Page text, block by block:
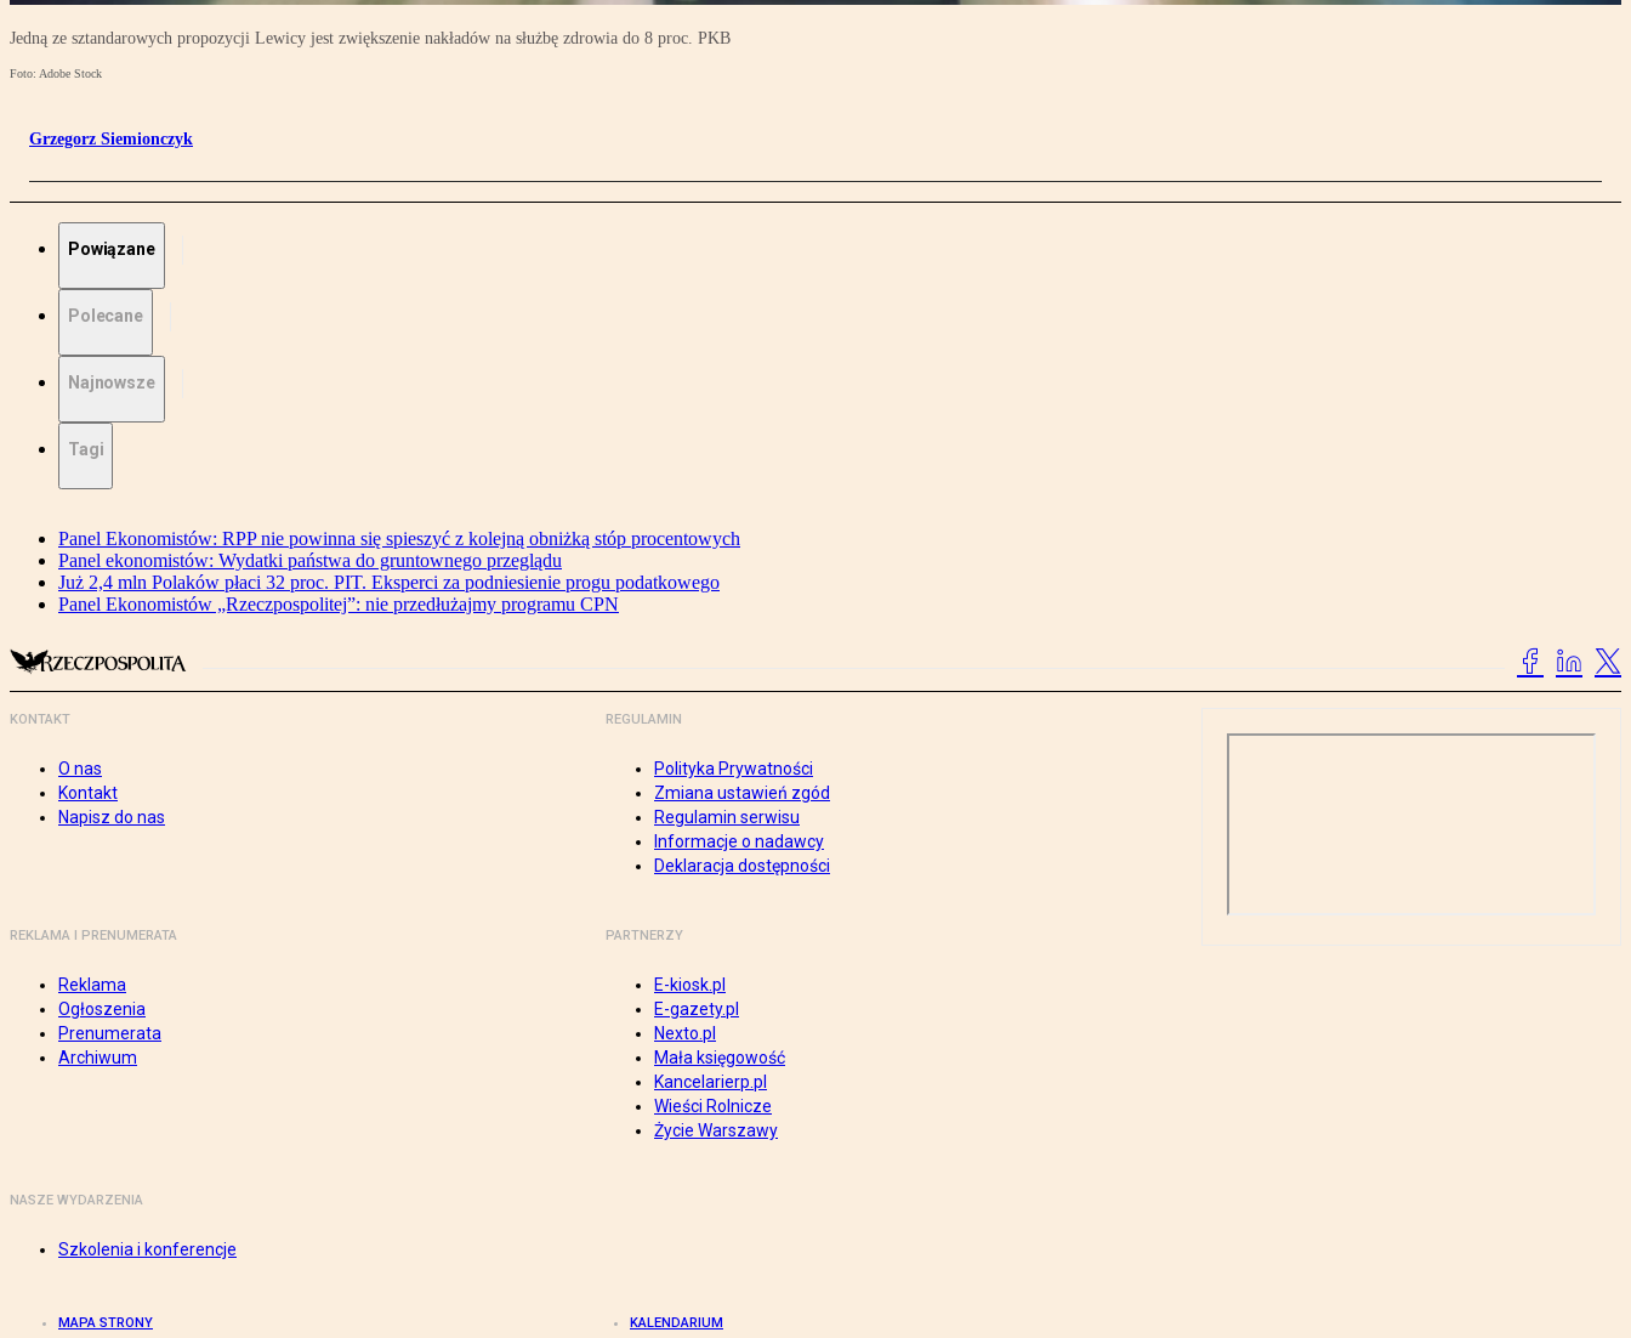
Jedną ze sztandarowych propozycji Lewicy jest zwiększenie nakładów na służbę zdrowia do 8 proc. PKB
Foto: Adobe Stock
Grzegorz Siemionczyk
Powiązane
Polecane
Najnowsze
Tagi
Panel Ekonomistów: RPP nie powinna się spieszyć z kolejną obniżką stóp procentowych
Panel ekonomistów: Wydatki państwa do gruntownego przeglądu
Już 2,4 mln Polaków płaci 32 proc. PIT. Eksperci za podniesienie progu podatkowego
Panel Ekonomistów „Rzeczpospolitej”: nie przedłużajmy programu CPN
KONTAKT
O nas
Kontakt
Napisz do nas
REGULAMIN
Polityka Prywatności
Zmiana ustawień zgód
Regulamin serwisu
Informacje o nadawcy
Deklaracja dostępności
REKLAMA I PRENUMERATA
Reklama
Ogłoszenia
Prenumerata
Archiwum
PARTNERZY
E-kiosk.pl
E-gazety.pl
Nexto.pl
Mała księgowość
Kancelarierp.pl
Wieści Rolnicze
Życie Warszawy
NASZE WYDARZENIA
Szkolenia i konferencje
MAPA STRONY KALENDARIUM